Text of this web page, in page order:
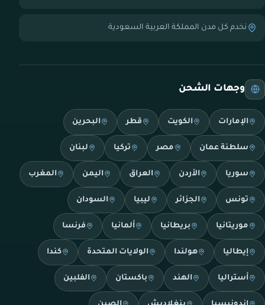
نخدم كل مدن المملكة العربية السعودية
وجهات الشحن
الإمارات الكويت قطر البحرين
سلطنة عمان مصر تركيا لبنان
سوريا الأردن العراق اليمن المغرب
تونس الجزائر ليبيا السودان
موريتانيا بريطانيا ألمانيا فرنسا
إيطاليا هولندا الولايات المتحدة كندا
أستراليا الهند باكستان الفلبين